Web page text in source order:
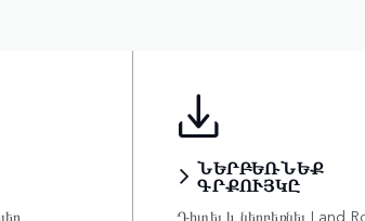
ՆԵՐԲԵՌՆԵՔ
ԳՐՔՈՒՅԿԸ
Դիտել և ներբեռնել Land